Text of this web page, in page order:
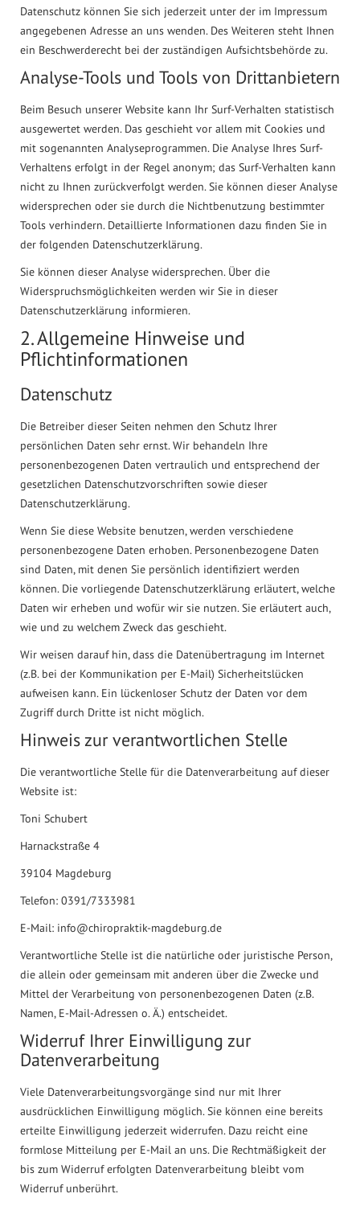
Datenschutz können Sie sich jederzeit unter der im Impressum
angegebenen Adresse an uns wenden. Des Weiteren steht Ihnen
ein Beschwerderecht bei der zuständigen Aufsichtsbehörde zu.
Analyse-Tools und Tools von Drittanbietern
Beim Besuch unserer Website kann Ihr Surf-Verhalten statistisch
ausgewertet werden. Das geschieht vor allem mit Cookies und
mit sogenannten Analyseprogrammen. Die Analyse Ihres Surf-
Verhaltens erfolgt in der Regel anonym; das Surf-Verhalten kann
nicht zu Ihnen zurückverfolgt werden. Sie können dieser Analyse
widersprechen oder sie durch die Nichtbenutzung bestimmter
Tools verhindern. Detaillierte Informationen dazu finden Sie in
der folgenden Datenschutzerklärung.
Sie können dieser Analyse widersprechen. Über die
Widerspruchsmöglichkeiten werden wir Sie in dieser
Datenschutzerklärung informieren.
2. Allgemeine Hinweise und
Pflichtinformationen
Datenschutz
Die Betreiber dieser Seiten nehmen den Schutz Ihrer
persönlichen Daten sehr ernst. Wir behandeln Ihre
personenbezogenen Daten vertraulich und entsprechend der
gesetzlichen Datenschutzvorschriften sowie dieser
Datenschutzerklärung.
Wenn Sie diese Website benutzen, werden verschiedene
personenbezogene Daten erhoben. Personenbezogene Daten
sind Daten, mit denen Sie persönlich identifiziert werden
können. Die vorliegende Datenschutzerklärung erläutert, welche
Daten wir erheben und wofür wir sie nutzen. Sie erläutert auch,
wie und zu welchem Zweck das geschieht.
Wir weisen darauf hin, dass die Datenübertragung im Internet
(z.B. bei der Kommunikation per E-Mail) Sicherheitslücken
aufweisen kann. Ein lückenloser Schutz der Daten vor dem
Zugriff durch Dritte ist nicht möglich.
Hinweis zur verantwortlichen Stelle
Die verantwortliche Stelle für die Datenverarbeitung auf dieser
Website ist:
Toni Schubert
Harnackstraße 4
39104 Magdeburg
Telefon: 0391/7333981
E-Mail: info@chiropraktik-magdeburg.de
Verantwortliche Stelle ist die natürliche oder juristische Person,
die allein oder gemeinsam mit anderen über die Zwecke und
Mittel der Verarbeitung von personenbezogenen Daten (z.B.
Namen, E-Mail-Adressen o. Ä.) entscheidet.
Widerruf Ihrer Einwilligung zur
Datenverarbeitung
Viele Datenverarbeitungsvorgänge sind nur mit Ihrer
ausdrücklichen Einwilligung möglich. Sie können eine bereits
erteilte Einwilligung jederzeit widerrufen. Dazu reicht eine
formlose Mitteilung per E-Mail an uns. Die Rechtmäßigkeit der
bis zum Widerruf erfolgten Datenverarbeitung bleibt vom
Widerruf unberührt.